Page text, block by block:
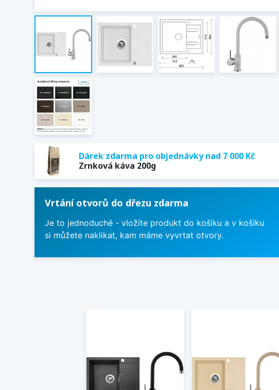
Dárek zdarma pro objednávky nad 7 000 Kč
Zrnková káva 200g
Vrtání otvorů do dřezu zdarma
Je to jednoduché - vložíte produkt do košíku a v košíku
si můžete naklikat, kam máme vyvrtat otvory.